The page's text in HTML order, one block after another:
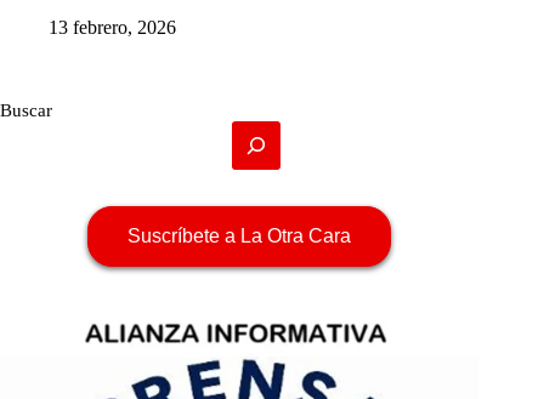
13 febrero, 2026
Buscar
Suscríbete a La Otra Cara